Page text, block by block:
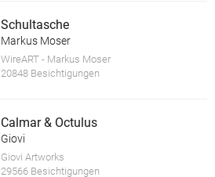
Schultasche
Markus Moser
WireART - Markus Moser
20848 Besichtigungen
Calmar & Octulus
Giovi
Giovi Artworks
29566 Besichtigungen